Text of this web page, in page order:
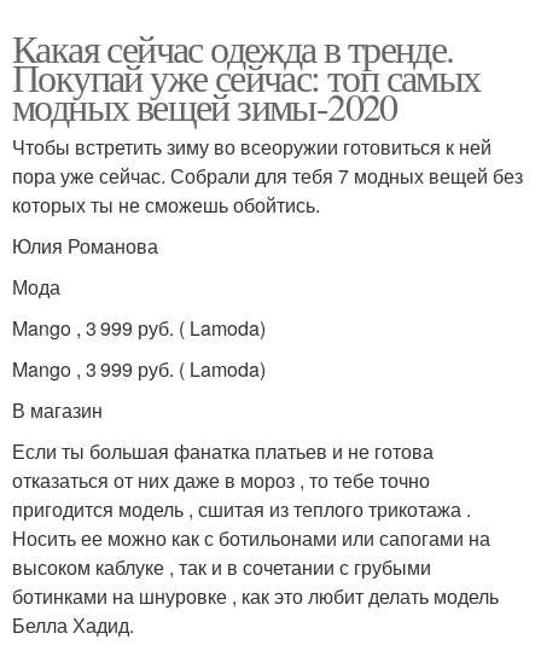
Какая сейчас одежда в тренде.
Покупай уже сейчас: топ самых
модных вещей зимы-2020
Чтобы встретить зиму во всеоружии готовиться к ней
пора уже сейчас. Собрали для тебя 7 модных вещей без
которых ты не сможешь обойтись.
Юлия Романова
Мода
Mango , 3 999 руб. ( Lamoda)
Mango , 3 999 руб. ( Lamoda)
В магазин
Если ты большая фанатка платьев и не готова
отказаться от них даже в мороз , то тебе точно
пригодится модель , сшитая из теплого трикотажа .
Носить ее можно как с ботильонами или сапогами на
высоком каблуке , так и в сочетании с грубыми
ботинками на шнуровке , как это любит делать модель
Белла Хадид.